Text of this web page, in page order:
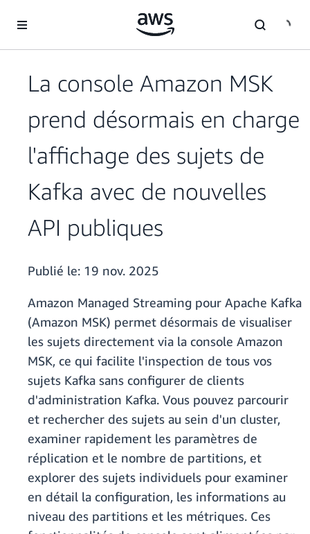
La console Amazon MSK
prend désormais en charge
l'affichage des sujets de
Kafka avec de nouvelles
API publiques
Publié le: 19 nov. 2025
Amazon Managed Streaming pour Apache Kafka
(Amazon MSK) permet désormais de visualiser
les sujets directement via la console Amazon
MSK, ce qui facilite l'inspection de tous vos
sujets Kafka sans configurer de clients
d'administration Kafka. Vous pouvez parcourir
et rechercher des sujets au sein d'un cluster,
examiner rapidement les paramètres de
réplication et le nombre de partitions, et
explorer des sujets individuels pour examiner
en détail la configuration, les informations au
niveau des partitions et les métriques. Ces